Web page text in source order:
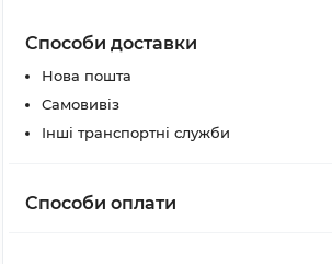
Способи доставки
Нова пошта
Самовивіз
Інші транспортні служби
Способи оплати